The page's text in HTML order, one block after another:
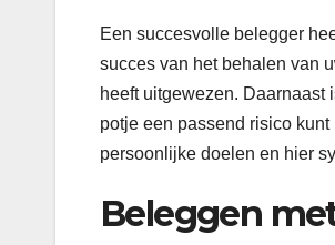
Een succesvolle belegger
succes van het behalen van
heeft uitgewezen. Daarnaast
potje een passend risico
persoonlijke doelen en hier
Beleggen